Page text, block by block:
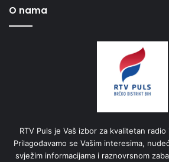
O nama
RTV Puls je Vaš izbor za kvalitetan
Prilagođavamo se Vašim interesima,
svježim informacijama i raznovrsnom